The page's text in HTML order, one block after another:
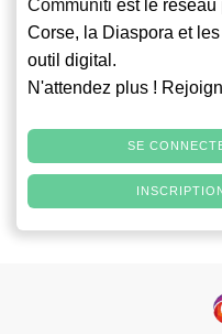
Communiti est le réseau
Corse, la Diaspora et
outil digital.
N'attendez plus !
SE
INSCRIPTION